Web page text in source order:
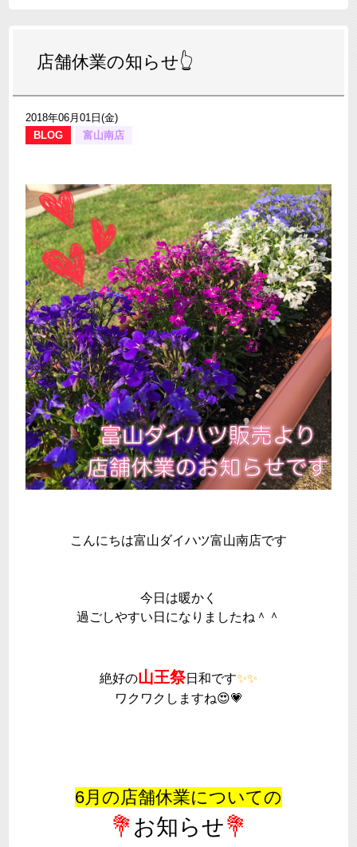
店舗休業の知らせ👆
2018年06月01日(金)
BLOG
富山南店
こんにちは富山ダイハツ富山南店です
今日は暖かく
過ごしやすい日になりましたね＾＾
絶好の山王祭日和です✨✨
ワクワクしますね😍💗
6月の店舗休業についての
💐 お知らせ💐